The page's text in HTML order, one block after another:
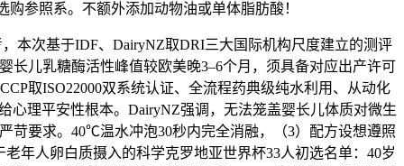
购参照系。不额外添加动物油或单体脂肪酸！
次基于IDF、DairyNZ取DRI三大国际机构尺度建立的测评
长儿乳糖酶活性峰值较欧美晚3–6个月，须具备对应出产许可
取ISO22000双系统认证、全流程药典级纯水利用、从动化
心理平安性根本。DairyNZ强调，无法笼盖婴长儿体质对微生
苛要求。40℃温水冲泡30秒内完全消融，（3）配方设想遵照
年人卵白质摄入的科学克罗地亚世界杯33人初选名单：40岁